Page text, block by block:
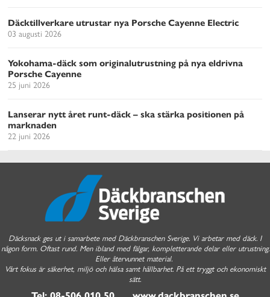
Däcktillverkare utrustar nya Porsche Cayenne Electric
03 augusti 2026
Yokohama-däck som originalutrustning på nya eldrivna
Porsche Cayenne
25 juni 2026
Lanserar nytt året runt-däck – ska stärka positionen på
marknaden
22 juni 2026
Däcksnack ges ut i samarbete med Däckbranschen Sverige. Vi arbetar med däck. I
någon form. Oftast rund. Men ibland med fälgar, kompletterande delar eller utrustning.
Eller återvunnet material.
Vårt fokus är säkerhet, miljö och hälsa samt hållbarhet. På ett tryggt och ekonomiskt
sätt.